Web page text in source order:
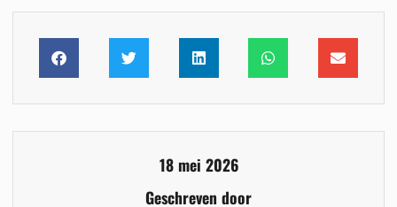
18 mei 2026
Geschreven door